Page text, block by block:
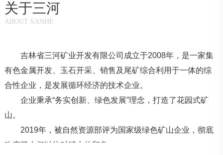
关于三河
ABOUT SANHE
吉林省三河矿业开发有限公司成立于2008年，是一家集
有色金属开发、玉石开采、销售及尾矿综合利用于一体的综
合性企业，是发展循环经济的技术企业。
企业秉承“务实创新、绿色发展”理念，打造了花园式矿
山。
2019年，被自然资源部评为国家级绿色矿山企业，彻底
改变了人们以往对矿山的印象。